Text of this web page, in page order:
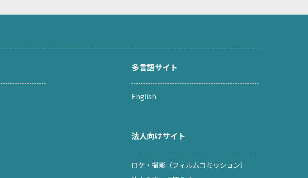
多言語サイト
English
法人向けサイト
ロケ・撮影（フィルムコミッション）